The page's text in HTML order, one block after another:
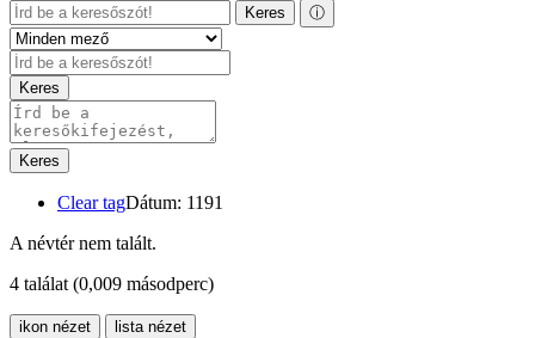
Keres ⓘ
Keres
Keres
Clear tagDátum: 1191
A névtér nem talált.
4 találat (0,009 másodperc)
ikon nézet lista nézet